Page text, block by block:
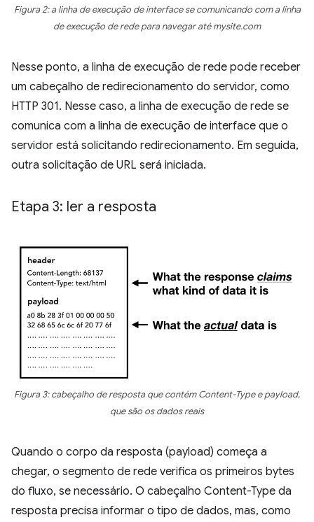
Figura 2: a linha de execução de interface se comunicando com a linha
de execução de rede para navegar até mysite.com
Nesse ponto, a linha de execução de rede pode receber
um cabeçalho de redirecionamento do servidor, como
HTTP 301. Nesse caso, a linha de execução de rede se
comunica com a linha de execução de interface que o
servidor está solicitando redirecionamento. Em seguida,
outra solicitação de URL será iniciada.
Etapa 3: ler a resposta
Figura 3: cabeçalho de resposta que contém Content-Type e payload,
que são os dados reais
Quando o corpo da resposta (payload) começa a
chegar, o segmento de rede verifica os primeiros bytes
do fluxo, se necessário. O cabeçalho Content-Type da
resposta precisa informar o tipo de dados, mas, como